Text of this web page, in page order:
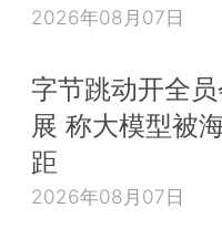
2026年08月07日
字节跳动开全
展 称大模型被
距
2026年08月07日